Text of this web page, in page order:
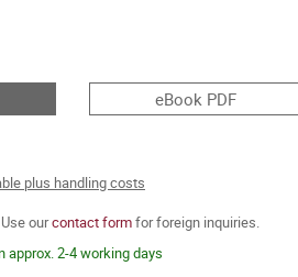
eBook PDF
plus handling costs
ourcontact formfor foreign inquiries.
approx. 2-4 working days